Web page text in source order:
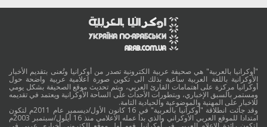
"أوكرانيا بالعربية" هي صحيفة عربية الكترونية تصدر من أوكرانيا وتُعنى بتقديم الأخبار
الأوكرانية باللغة العربية ساعية بذلك الى تكوين صورة اعلامية عربية واضحة حول
أوكرانيا مركزة على اهتمامات القارئ العربي، ويتم تحديث موقع الصحيفة بشكل يومي
ومستمر بالسبق الإخباري، وبتطورات الأحداث على الساحة الأوكرانية ويعتمد في تقديمه
للاخبار على المهنية والموضوعية والحيادية التامة.
وقد جائت انطلاقة "أوكرانيا بالعربية" في 16 كانون الأول/ديسمبر عام 2011م لتكون
امتدادا للموقع العربي الاوكراني والذي بدأ عمله الاعلامي منذ 16 أيلول/سبتمبر 2003م